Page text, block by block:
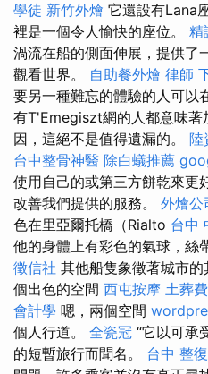
學徒 新竹外燴 它還設有Lana
裡是一個令人愉快的座位。 精
渦流在船的側面伸展，提供了
觀看世界。 自助餐外燴 律師
要另一種難忘的體驗的人可以
有T'Emegiszt網的人都意味著
因，這絕不是值得遺漏的。 陸
台中整骨神醫 除白蟻推薦
使用自己的或第三方餅乾來更
改善我們提供的服務。 外燴公
色在里亞爾托橋（Rialto 台中
他的身體上有彩色的氣球，絲
徵信社 其他船隻象徵著城市
個出色的空間 西屯按摩 土葬
會計學 嗯，兩個空間
個人行道。 全瓷冠 “它以可承
的短暫旅行而聞名。 台中 整復